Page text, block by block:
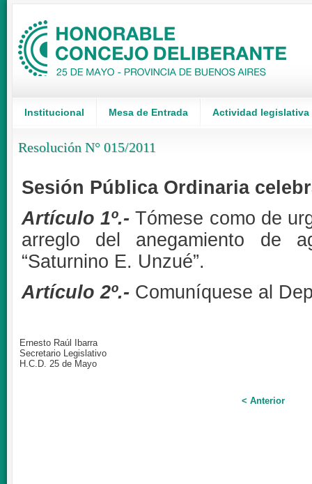
Institucional Mesa de Entrada Actividad legislativa
Resolución N° 015/2011
Sesión Pública Ordinaria
Artículo 1º.- Tómese como de
arreglo del anegamiento de
“Saturnino E. Unzué”.
Artículo 2º.- Comuníquese al
Ernesto Raúl Ibarra
Secretario Legislativo
H.C.D. 25 de Mayo
< Anterior